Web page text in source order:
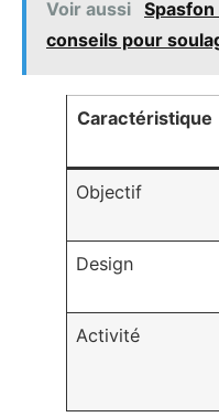
Voir aussi
conseils pour
Caractéristique
Objectif
Design
Activité